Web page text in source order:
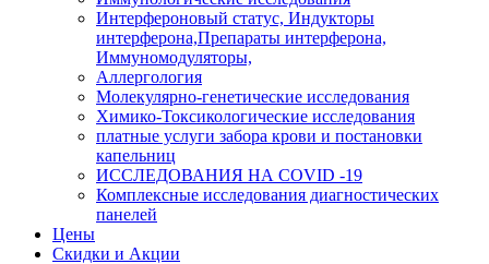
Интерфероновый статус, Индукторы
интерферона,Препараты интерферона,
Иммуномодуляторы,
Аллергология
Молекулярно-генетические исследования
Химико-Токсикологические исследования
платные услуги забора крови и постановки
капельниц
ИССЛЕДОВАНИЯ НА COVID -19
Комплексные исследования диагностических
панелей
Цены
Скидки и Акции